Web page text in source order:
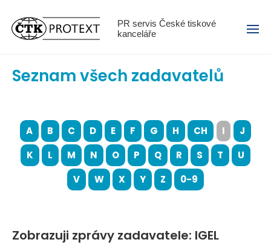
PR servis České tiskové
kanceláře
Menu
Seznam všech zadavatelů
A B C D E F G H CH I
J
K
L M N O P Q R S T
U
V
W X Y Z 0-9
Zobrazuji zprávy zadavatele: IGEL